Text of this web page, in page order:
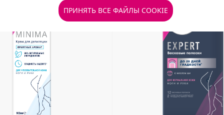
ПРИНЯТЬ ВСЕ ФАЙЛЫ COOKIE